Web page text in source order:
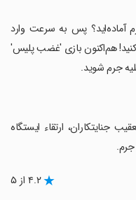
آماده‌اید؟ پس به سرعت وارد
هم‌اکنون بازی 'غضب پلیس'
جرم شوید.
جنایتکاران، ارتقاء ایستگاه
۴.۲ از ۵